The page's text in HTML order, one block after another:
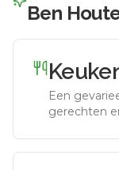
Ben
Een
gerechten